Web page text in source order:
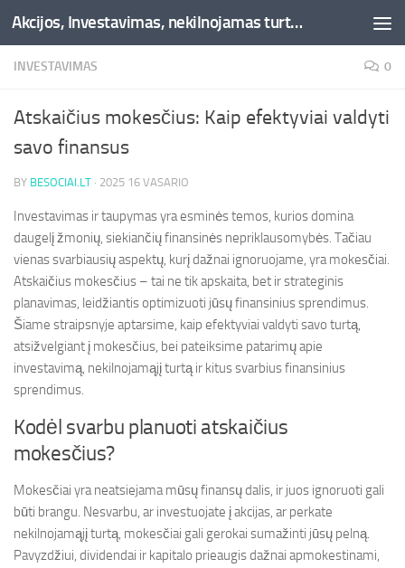
Skip to content Akcijos, Investavimas, nekilnojamas turtas, kriptovaliutos - Besociai.lt
INVESTAVIMAS 0
Atskaičius mokesčius: Kaip efektyviai valdyti
savo finansus
BY BESOCIAI.LT · 2025 16 VASARIO
Investavimas ir taupymas yra esminės temos, kurios domina
daugelį žmonių, siekiančių finansinės nepriklausomybės. Tačiau
vienas svarbiausių aspektų, kurį dažnai ignoruojame, yra mokesčiai.
Atskaičius mokesčius – tai ne tik apskaita, bet ir strateginis
planavimas, leidžiantis optimizuoti jūsų finansinius sprendimus.
Šiame straipsnyje aptarsime, kaip efektyviai valdyti savo turtą,
atsižvelgiant į mokesčius, bei pateiksime patarimų apie
investavimą, nekilnojamąjį turtą ir kitus svarbius finansinius
sprendimus.
Kodėl svarbu planuoti atskaičius
mokesčius?
Mokesčiai yra neatsiejama mūsų finansų dalis, ir juos ignoruoti gali
būti brangu. Nesvarbu, ar investuojate į akcijas, ar perkate
nekilnojamąjį turtą, mokesčiai gali gerokai sumažinti jūsų pelną.
Pavyzdžiui, dividendai ir kapitalo prieaugis dažnai apmokestinami,